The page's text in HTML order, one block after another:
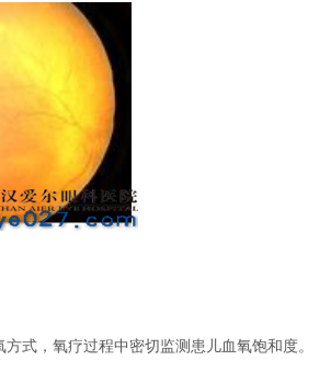
式，氧疗过程中密切监测患儿血氧饱和度。